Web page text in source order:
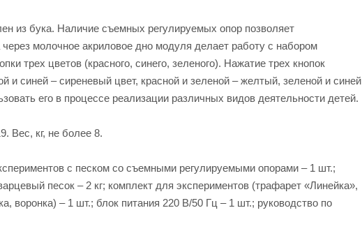
из бука. Наличие съемных регулируемых опор позволяет
молочное акриловое дно модуля делает работу с набором
трех цветов (красного, синего, зеленого). Нажатие трех кнопок
и синей – сиреневый цвет, красной и зеленой – желтый, зеленой и синей
его в процессе реализации различных видов деятельности детей.
Вес, кг, не более 8.
с песком со съемными регулируемыми опорами – 1 шт.;
песок – 2 кг; комплект для экспериментов (трафарет «Линейка»,
воронка) – 1 шт.; блок питания 220 В/50 Гц – 1 шт.; руководство по